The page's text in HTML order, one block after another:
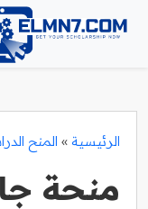
الرئيسية » المنح
منحة